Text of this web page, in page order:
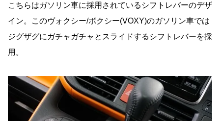
こちらはガソリン車に採用されているシフトレバーのデザ
イン。このヴォクシー/ボクシー(VOXY)のガソリン車では
ジグザグにガチャガチャとスライドするシフトレバーを採
用。